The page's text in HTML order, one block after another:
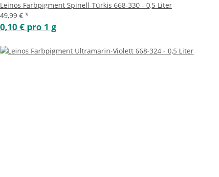
Leinos Farbpigment Spinell-Türkis 668-330 - 0,5 Liter
49,99 € *
0,10 € pro 1 g